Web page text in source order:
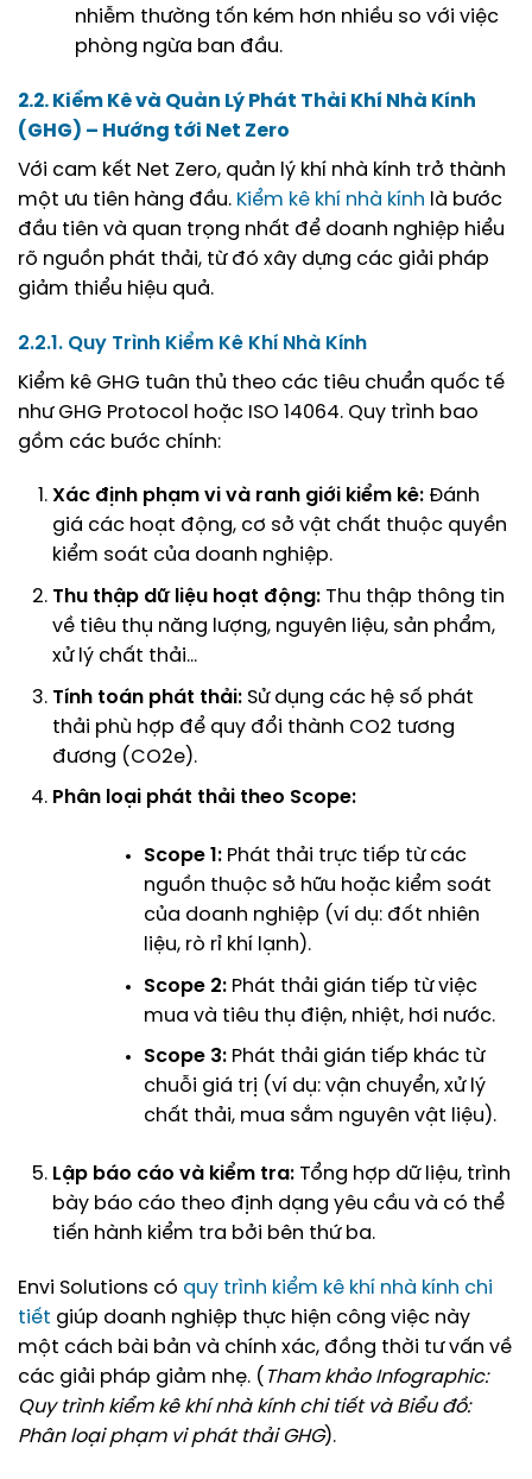
nhiễm thường tốn kém hơn nhiều so với việc
phòng ngừa ban đầu.
2.2. Kiểm Kê và Quản Lý Phát Thải Khí Nhà Kính
(GHG) – Hướng tới Net Zero
Với cam kết Net Zero, quản lý khí nhà kính trở thành
một ưu tiên hàng đầu. Kiểm kê khí nhà kính là bước
đầu tiên và quan trọng nhất để doanh nghiệp hiểu
rõ nguồn phát thải, từ đó xây dựng các giải pháp
giảm thiểu hiệu quả.
2.2.1. Quy Trình Kiểm Kê Khí Nhà Kính
Kiểm kê GHG tuân thủ theo các tiêu chuẩn quốc tế
như GHG Protocol hoặc ISO 14064. Quy trình bao
gồm các bước chính:
Xác định phạm vi và ranh giới kiểm kê:Đánh
giá các hoạt động, cơ sở vật chất thuộc quyền
kiểm soát của doanh nghiệp.
Thu thập dữ liệu hoạt động:Thu thập thông tin
về tiêu thụ năng lượng, nguyên liệu, sản phẩm,
xử lý chất thải…
Tính toán phát thải:Sử dụng các hệ số phát
thải phù hợp để quy đổi thành CO2 tương
đương (CO2e).
Phân loại phát thải theo Scope:
Scope 1:Phát thải trực tiếp từ các
nguồn thuộc sở hữu hoặc kiểm soát
của doanh nghiệp (ví dụ: đốt nhiên
liệu, rò rỉ khí lạnh).
Scope 2:Phát thải gián tiếp từ việc
mua và tiêu thụ điện, nhiệt, hơi nước.
Scope 3:Phát thải gián tiếp khác từ
chuỗi giá trị (ví dụ: vận chuyển, xử lý
chất thải, mua sắm nguyên vật liệu).
Lập báo cáo và kiểm tra:Tổng hợp dữ liệu, trình
bày báo cáo theo định dạng yêu cầu và có thể
tiến hành kiểm tra bởi bên thứ ba.
Envi Solutions có quy trình kiểm kê khí nhà kính chi
tiết giúp doanh nghiệp thực hiện công việc này
một cách bài bản và chính xác, đồng thời tư vấn về
các giải pháp giảm nhẹ. ( Tham khảo Infographic:
Quy trình kiểm kê khí nhà kính chi tiết và Biểu đồ:
Phân loại phạm vi phát thải GHG).